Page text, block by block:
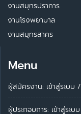
งานสมุทรปราการ
งานโรงพยาบาล
งานสมุทรสาคร
Menu
ผู้สมัครงาน: เข้าสู่ระบบ /
ผู้ประกอบการ: เข้าสู่ระบบ